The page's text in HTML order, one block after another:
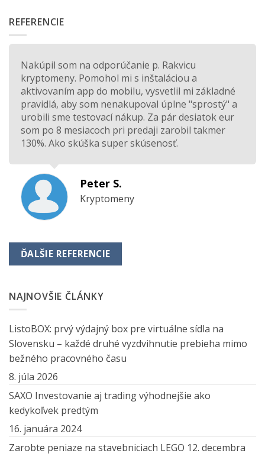
REFERENCIE
Nakúpil som na odporúčanie p. Rakvicu
kryptomeny. Pomohol mi s inštaláciou a
aktivovaním app do mobilu, vysvetlil mi základné
pravidlá, aby som nenakupoval úplne "sprostý" a
urobili sme testovací nákup. Za pár desiatok eur
som po 8 mesiacoch pri predaji zarobil takmer
130%. Ako skúška super skúsenosť.
Peter S.
Kryptomeny
ĎALŠIE REFERENCIE
NAJNOVŠIE ČLÁNKY
ListoBOX: prvý výdajný box pre virtuálne sídla na
Slovensku – každé druhé vyzdvihnutie prebieha mimo
bežného pracovného času
8. júla 2026
SAXO Investovanie aj trading výhodnejšie ako
kedykoľvek predtým
16. januára 2024
Zarobte peniaze na stavebniciach LEGO 12. decembra